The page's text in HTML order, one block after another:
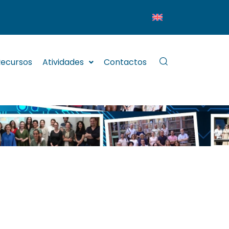
Atividades Contactos